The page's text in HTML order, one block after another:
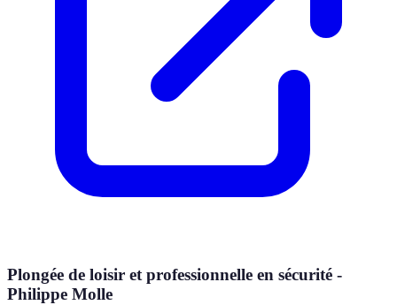
Plongée de loisir et professionnelle en sécurité -
Philippe Molle